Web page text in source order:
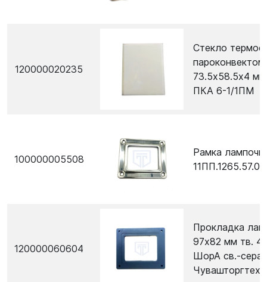
120000020235
Стекло
73.5х58.5х4
ПКА 6-1/1ПМ
100000005508
Рамка
120000060604
Прокладка
97х82 мм тв.
ШорА св.-